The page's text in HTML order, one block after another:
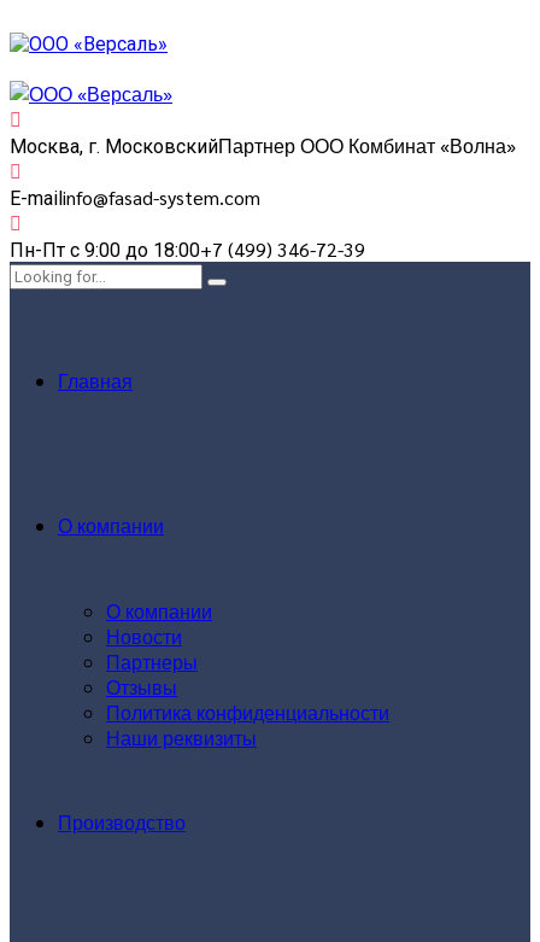
Москва, г. МосковскийПартнер ООО Комбинат «Волна»
E-mailinfo@fasad-system.com
Пн-Пт с 9:00 до 18:00+7 (499) 346-72-39
Главная
О компании
О компании
Новости
Партнеры
Отзывы
Политика конфиденциальности
Наши реквизиты
Производство